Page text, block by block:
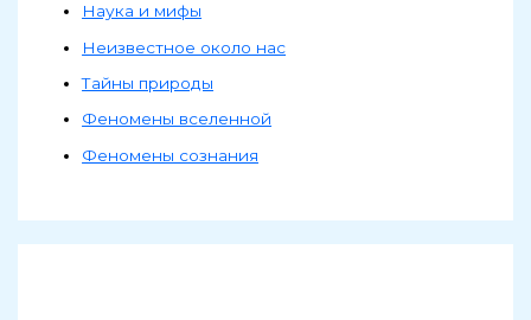
Наука и мифы
Неизвестное около нас
Тайны природы
Феномены вселенной
Феномены сознания